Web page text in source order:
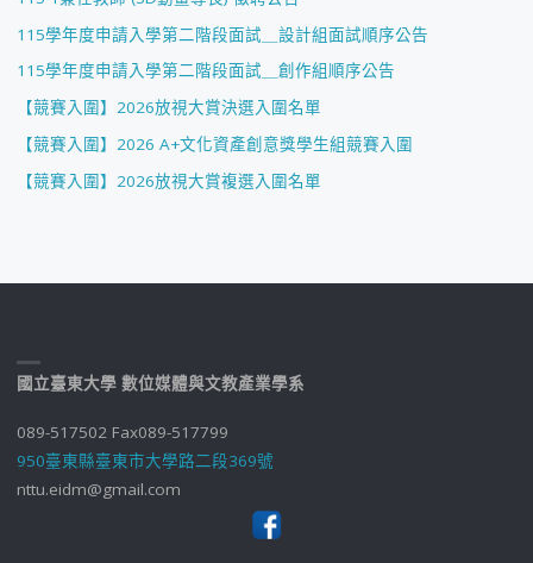
115學年度申請入學第二階段面試＿設計組面試順序公告
115學年度申請入學第二階段面試＿創作組順序公告
【競賽入圍】2026放視大賞決選入圍名單
【競賽入圍】2026 A+文化資產創意獎學生組競賽入圍
【競賽入圍】2026放視大賞複選入圍名單
國立臺東大學 數位媒體與文教產業學系
089-517502 Fax089-517799
950臺東縣臺東市大學路二段369號
nttu.eidm@gmail.com